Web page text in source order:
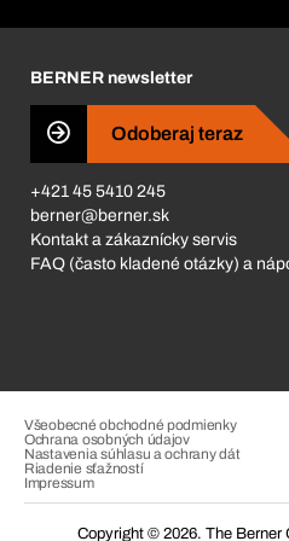
Business Conduct
BERNER newsletter
Odoberaj teraz
+421 45 5410 245
berner@berner.sk
Kontakt a zákaznícky servis
FAQ (často kladené otázky) a
Copyright © 2026. The Berner
Všeobecné obchodné podmienky
Ochrana osobných údajov
Nastavenia súhlasu a ochrany dát
Riadenie sťažností
Impressum